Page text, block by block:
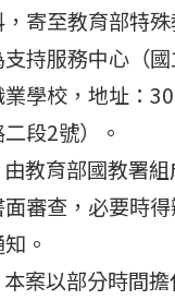
，寄至教育部特
持服務中心（
業學校，地址：
段2號）。
由教育部國教署
審查，必要時
。
本案以部分時間